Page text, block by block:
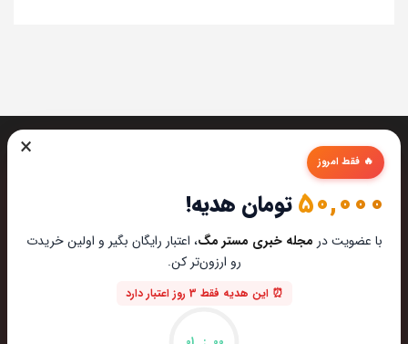
تیم مستر مگ تمام تلاشش رو میکنه تا بهترین تخصصی ترین و
به روز ترین مطالب رو برای عاشقان تکنولوژی اماده کنه از این که
مارو در دنیای زیبای تکنولوژی همراهی میکنین خوشحالیم.
× 🔥 فقط امروز
50,000تومان هدیه!
با عضویت در مجله خبری مستر مگ، اعتبار رایگان بگیر و اولین خریدت
رو ارزون‌تر کن.
⏰ این هدیه فقط 3 روز اعتبار دارد